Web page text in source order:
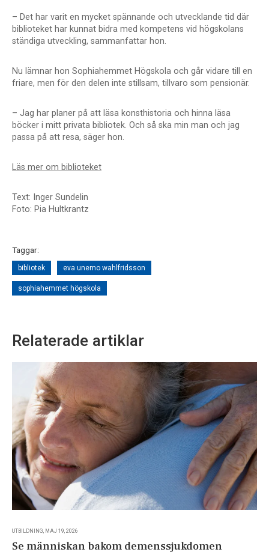
– Det har varit en mycket spännande och utvecklande tid där
biblioteket har kunnat bidra med kompetens vid högskolans
ständiga utveckling, sammanfattar hon.
Nu lämnar hon Sophiahemmet Högskola och går vidare till en
friare, men för den delen inte stillsam, tillvaro som pensionär.
– Jag har planer på att läsa konsthistoria och hinna läsa
böcker i mitt privata bibliotek. Och så ska min man och jag
passa på att resa, säger hon.
Läs mer om biblioteket
Text: Inger Sundelin
Foto: Pia Hultkrantz
Taggar:
bibliotek eva unemo wahlfridsson
sophiahemmet högskola
Relaterade artiklar
UTBILDNING, MAJ 19, 2026
Se människan bakom demenssjukdomen